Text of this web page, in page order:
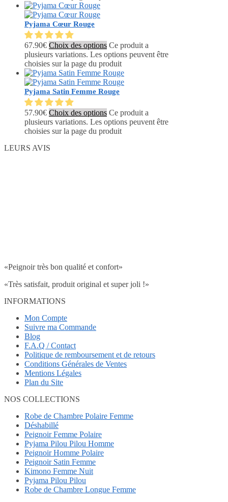
Pyjama Cœur Rouge
67.90€ Choix des options Ce produit a
plusieurs variations. Les options peuvent être
choisies sur la page du produit
Pyjama Satin Femme Rouge
57.90€ Choix des options Ce produit a
plusieurs variations. Les options peuvent être
choisies sur la page du produit
LEURS AVIS
«Peignoir très bon qualité et confort»
«Très satisfait, produit original et super joli !»
INFORMATIONS
Mon Compte
Suivre ma Commande
Blog
F.A.Q / Contact
Politique de remboursement et de retours
Conditions Générales de Ventes
Mentions Légales
Plan du Site
NOS COLLECTIONS
Robe de Chambre Polaire Femme
Déshabillé
Peignoir Femme Polaire
Pyjama Pilou Pilou Homme
Peignoir Homme Polaire
Peignoir Satin Femme
Kimono Femme Nuit
Pyjama Pilou Pilou
Robe de Chambre Longue Femme